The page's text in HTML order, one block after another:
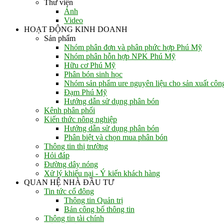
Thư viện
Ảnh
Video
HOẠT ĐỘNG KINH DOANH
Sản phẩm
Nhóm phân đơn và phân phức hợp Phú Mỹ
Nhóm phân hỗn hợp NPK Phú Mỹ
Hữu cơ Phú Mỹ
Phân bón sinh học
Nhóm sản phẩm ure nguyên liệu cho sản xuất
Đạm Phú Mỹ
Hướng dẫn sử dụng phân bón
Kênh phân phối
Kiến thức nông nghiệp
Hướng dẫn sử dụng phân bón
Phân biệt và chọn mua phân bón
Thông tin thị trường
Hỏi đáp
Đường dây nóng
Xử lý khiếu nại - Ý kiến khách hàng
QUAN HỆ NHÀ ĐẦU TƯ
Tin tức cổ đông
Thông tin Quản trị
Bản công bố thông tin
Thông tin tài chính